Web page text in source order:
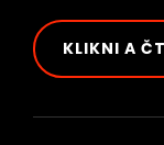
KLIKNI A